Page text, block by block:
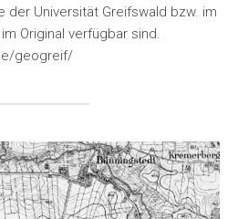
der Universität Greifswald bzw. im
Original verfügbar sind.
geogreif/